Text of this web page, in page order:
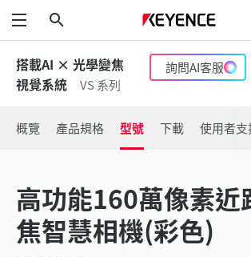
功能表
搭載AI × 光學變焦
視覺系統
VS 系列
詢問AI客服
概覽 產品規格 型號 下載 使用者支
高功能160萬像素近
焦智慧相機(彩色)